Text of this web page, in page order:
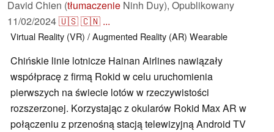
David Chien (tłumaczenie Ninh Duy), Opublikowany
11/02/2024🇺🇸🇨🇳 ...
Virtual Reality (VR) / Augmented Reality (AR) Wearable
Chińskie linie lotnicze Hainan Airlines nawiązały
współpracę z firmą Rokid w celu uruchomienia
pierwszych na świecie lotów w rzeczywistości
rozszerzonej. Korzystając z okularów Rokid Max AR w
połączeniu z przenośną stacją telewizyjną Android TV